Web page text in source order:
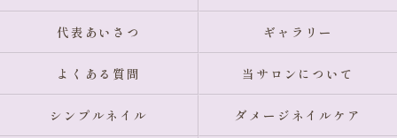
代表あいさつ ギャラリー
よくある質問 当サロンについて
シンプルネイル ダメージネイルケア